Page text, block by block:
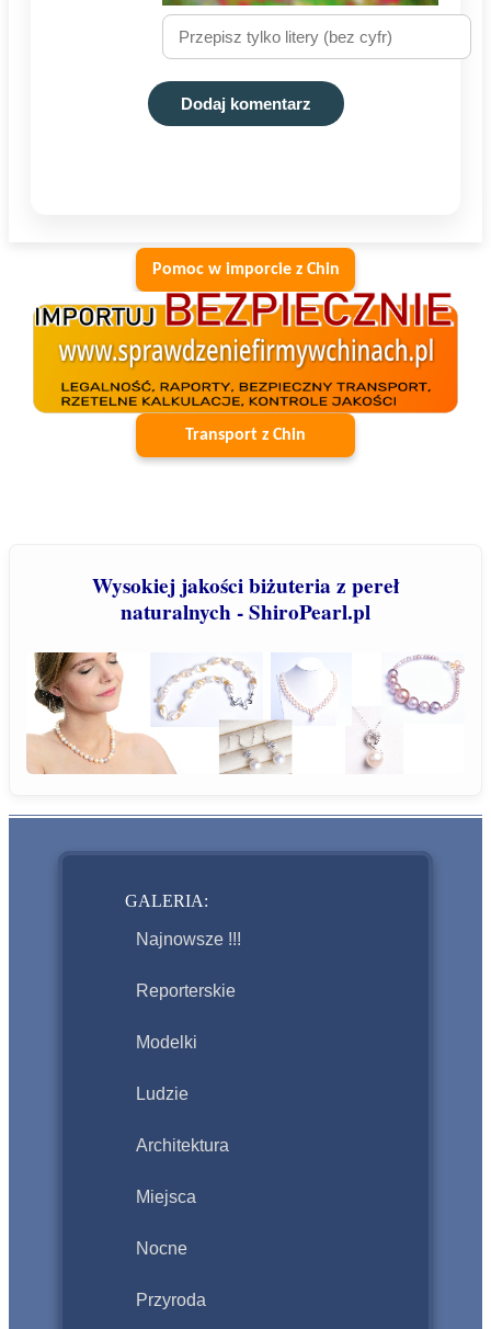
Dodaj komentarz
Pomoc w imporcie z Chin
Transport z Chin
Wysokiej jakości biżuteria z pereł
naturalnych - ShiroPearl.pl
GALERIA:
Najnowsze !!!
Reporterskie
Modelki
Ludzie
Architektura
Miejsca
Nocne
Przyroda